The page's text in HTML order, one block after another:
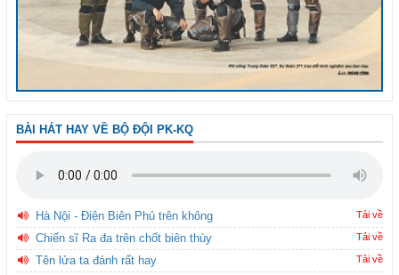
BÀI HÁT HAY VỀ BỘ ĐỘI PK-KQ
Hà Nội - Điện Biên Phủ trên không Tải về
Chiến sĩ Ra đa trên chốt biên thùy Tải về
Tên lửa ta đánh rất hay Tải về